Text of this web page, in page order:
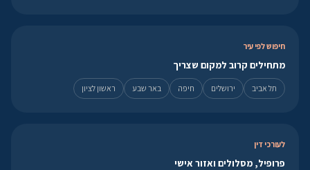
חיפוש לפי עיר
מתחילים קרוב למקום שצריך
תל אביב ירושלים חיפה באר שבע ראשון לציון
לעורכי דין
פרופיל, מסלולים ואזור אישי